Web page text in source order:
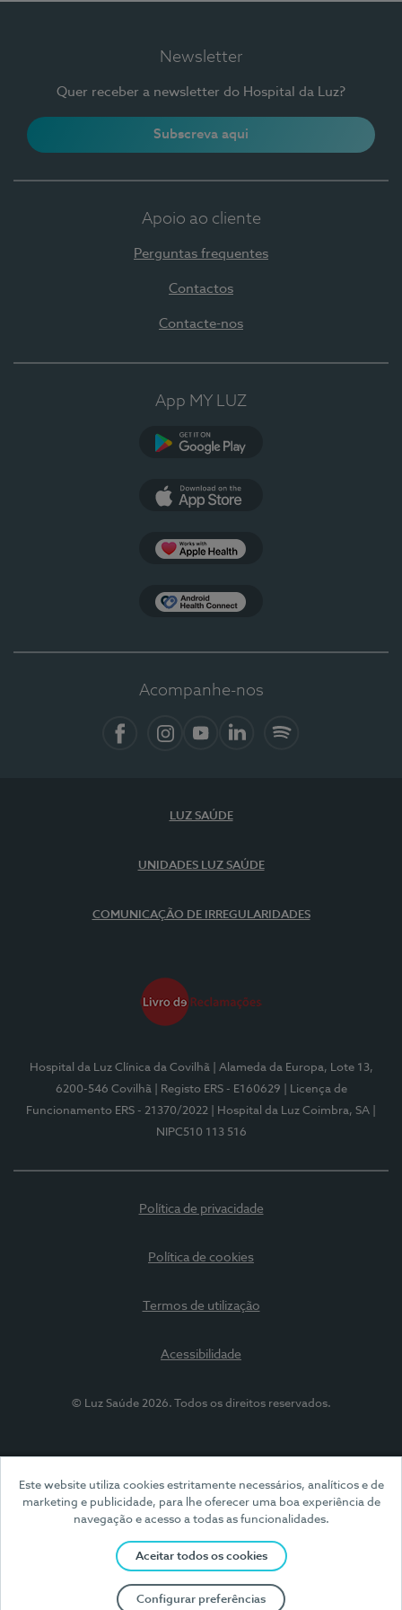
Este website utiliza cookies estritamente necessários, analíticos e de
marketing e publicidade, para lhe oferecer uma boa experiência de
navegação e acesso a todas as funcionalidades.
Aceitar todos os cookies
Configurar preferências
Newsletter
Quer receber a newsletter do Hospital da Luz?
Subscreva aqui
Apoio ao cliente
Perguntas frequentes
Contactos
Contacte-nos
App MY LUZ
Acompanhe-nos
LUZ SAÚDE
UNIDADES LUZ SAÚDE
COMUNICAÇÃO DE IRREGULARIDADES
Hospital da Luz Clínica da Covilhã
| Alameda da Europa, Lote 13,
6200-546 Covilhã
| Registo ERS - E160629
| Licença de
Funcionamento ERS - 21370/2022
| Hospital da Luz Coimbra, SA
NIPC510 113 516
Política de privacidade
Política de cookies
Termos de utilização
Acessibilidade
© Luz Saúde 2026. Todos os direitos reservados.